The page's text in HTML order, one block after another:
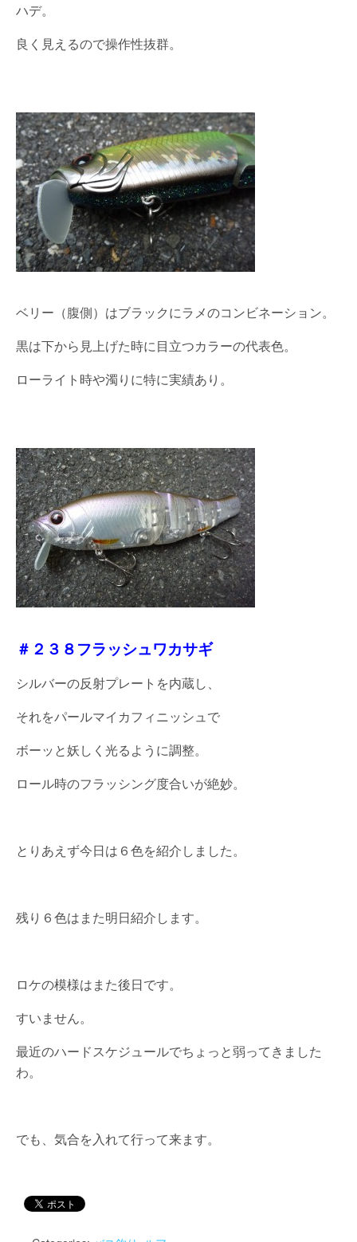
ハデ。
良く見えるので操作性抜群。
ベリー（腹側）はブラックにラメのコンビネーション。
黒は下から見上げた時に目立つカラーの代表色。
ローライト時や濁りに特に実績あり。
＃２３８フラッシュワカサギ
シルバーの反射プレートを内蔵し、
それをパールマイカフィニッシュで
ボーッと妖しく光るように調整。
ロール時のフラッシング度合いが絶妙。
とりあえず今日は６色を紹介しました。
残り６色はまた明日紹介します。
ロケの模様はまた後日です。
すいません。
最近のハードスケジュールでちょっと弱ってきました
わ。
でも、気合を入れて行って来ます。